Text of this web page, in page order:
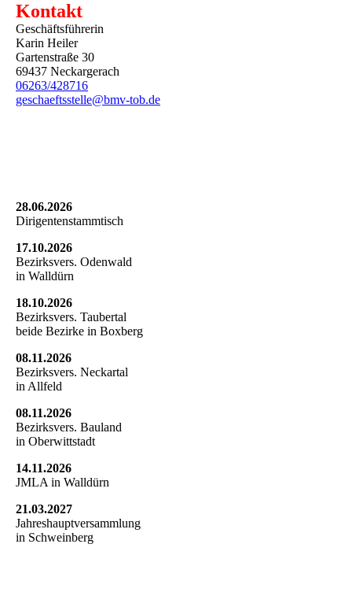
Kontakt
Geschäftsführerin
Karin Heiler
Gartenstraße 30
69437 Neckargerach
06263/428716
geschaeftsstelle@bmv-tob.de
28.06.2026
Dirigentenstammtisch
17.10.2026
Bezirksvers. Odenwald
in Walldürn
18.10.2026
Bezirksvers. Taubertal
beide Bezirke in Boxberg
08.11.2026
Bezirksvers. Neckartal
in Allfeld
08.11.2026
Bezirksvers. Bauland
in Oberwittstadt
14.11.2026
JMLA in Walldürn
21.03.2027
Jahreshauptversammlung
in Schweinberg